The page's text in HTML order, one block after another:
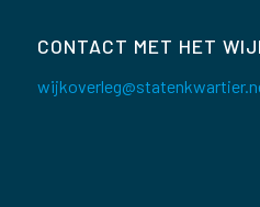
CONTACT MET HET